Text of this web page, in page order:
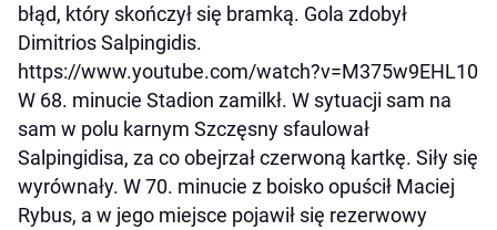
błąd, który skończył się bramką. Gola zdobył
Dimitrios Salpingidis.
https://www.youtube.com/watch?v=M375w9EHL10
W 68. minucie Stadion zamilkł. W sytuacji sam na
sam w polu karnym Szczęsny sfaulował
Salpingidisa, za co obejrzał czerwoną kartkę. Siły się
wyrównały. W 70. minucie z boisko opuścił Maciej
Rybus, a w jego miejsce pojawił się rezerwowy